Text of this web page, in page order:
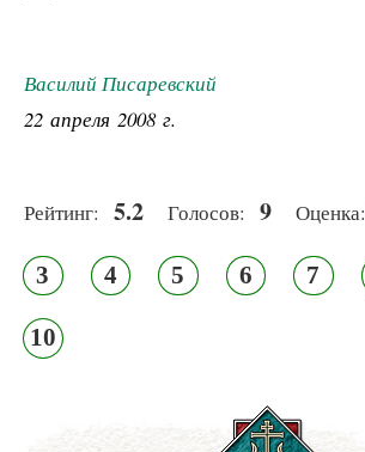
Василий Писаревский
22 апреля 2008 г.
Рейтинг: 5.2 Голосов: 9 Оценка:
3 4 5 6 7
10